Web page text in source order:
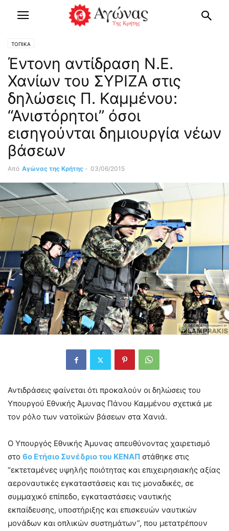
ΤΟΠΙΚΑ
Έντονη αντίδραση Ν.Ε.
Χανίων του ΣΥΡΙΖΑ στις
δηλώσεις Π. Καμμένου:
“Ανιστόρητοι” όσοι
εισηγούνται δημιουργία νέων
βάσεων
Από Αγώνας της Κρήτης - 03/06/2015
Αντιδράσεις φαίνεται ότι προκαλούν οι δηλώσεις του
Υπουργού Εθνικής Άμυνας Πάνου Καμμένου σχετικά με
τον ρόλο των νατοϊκών βάσεων στα Χανιά.
Ο Υπουργός Εθνικής Άμυνας απευθύνοντας χαιρετισμό
στο 6ο Ετήσιο Συνέδριο του ΚΕΝΑΠ στάθηκε στις
“εκτεταμένες υψηλής ποιότητας και επιχειρησιακής αξίας
αεροναυτικές εγκαταστάσεις και τις μοναδικές, σε
συμμαχικό επίπεδο, εγκαταστάσεις ναυτικής
εκπαίδευσης, υποστήριξης και επισκευών ναυτικών
μονάδων και οπλικών συστημάτων”, που μετατρέπουν